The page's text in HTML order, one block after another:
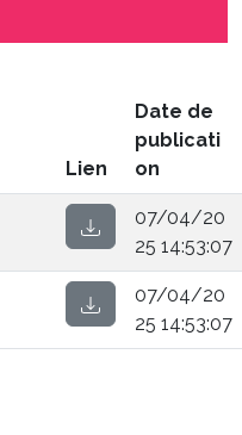
Lien
Date de
publicati
on
07/04/20
25 14:53:07
07/04/20
25 14:53:07